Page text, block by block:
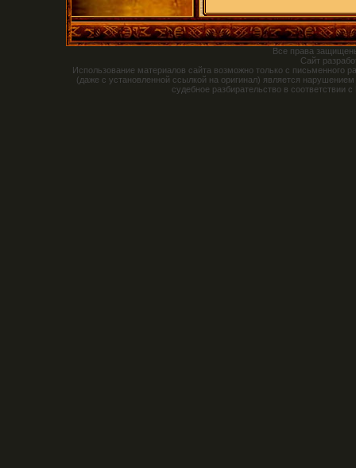
Все права
Сайт
Использование материалов сайта возможно только с письменного
(даже с установленной ссылкой на оригинал) является
судебное разбирательство в